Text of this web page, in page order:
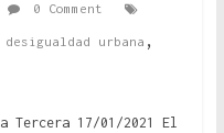
0 Comment
desigualdad urbana ,
Tercera 17/01/2021 El